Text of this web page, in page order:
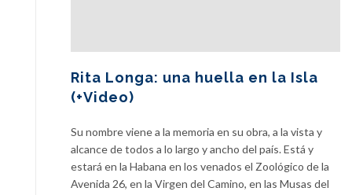
Rita Longa: una huella en la Isla
(+Video)
Su nombre viene a la memoria en su obra, a la vista y
alcance de todos a lo largo y ancho del país. Está y
estará en la Habana en los venados el Zoológico de la
Avenida 26, en la Virgen del Camino, en las Musas del